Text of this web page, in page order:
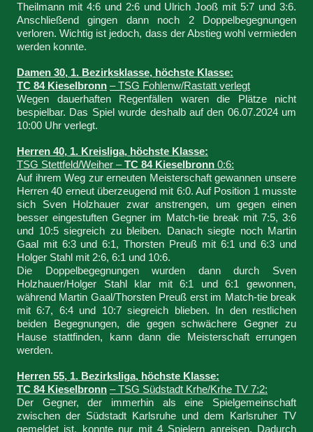
Theilmann mit 4:6 und 2:6 und Ulrich Jooß mit 5:7 und 3:6.
Anschließend gingen dann noch 2 Doppelbegegnungen
verloren. Wichtig ist jedoch, dass der Abstieg wohl vermieden
werden konnte.
Damen 30, 1. Bezirksklasse, höchste Klasse:
TC 84 Kieselbronn – TSG Fohlenw/Rastatt verlegt
Wegen dauerhaften Regenfällen waren die Plätze nicht
bespielbar. Das Spiel wurde deshalb auf den 06.07.2024 um
10:00 Uhr verlegt.
Herren 40, 1. Kreisliga, höchste Klasse:
TSG Stettfeld/Weiher –TC 84 Kieselbronn 0:6:
Auf ihrem Weg zur erneuten Meisterschaft gewannen unsere
Herren 40 erneut überzeugend mit 6:0. Auf Position 1 musste
sich Sven Holzhauer zwar anstrengen, um gegen einen
besser eingestuften Gegner im Match-tie break mit 7:5, 3:6
und 10:5 siegreich zu bleiben. Danach siegte noch Martin
Gaal mit 6:3 und 6:1, Thorsten Preuß mit 6:1 und 6:3 und
Holger Stahl mit 2:6, 6:1 und 10:6.
Die Doppelbegegnungen wurden dann durch Sven
Holzhauer/Holger Stahl klar mit 6:1 und 6:1 gewonnen,
während Martin Gaal/Thorsten Preuß erst im Match-tie break
mit 6:7, 6:4 und 10:7 siegreich blieben. In den restlichen
beiden Begegnungen, die gegen schwächere Gegner zu
Hause stattfinden, kann dann die Meisterschaft errungen
werden.
Herren 55, 1. Bezirksliga, höchste Klasse:
TC 84 Kieselbronn – TSG Südstadt Krhe/Krhe TV 7:2:
Der Gegner, der immerhin als eine Spielgemeinschaft
zwischen der Südstadt Karlsruhe und dem Karlsruher TV
gemeldet ist, konnte nur mit 4 Spielern anreisen. Dadurch